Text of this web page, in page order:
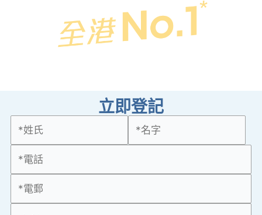
立即登記